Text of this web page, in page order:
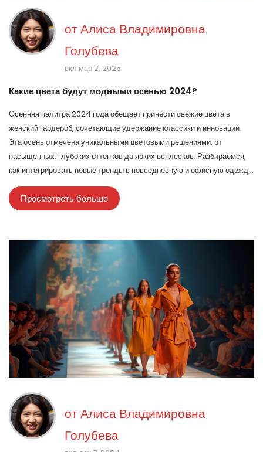
отАлиса Владимировна
Голубева
вкл мар 2, 2025
Какие цвета будут модными осенью 2024?
Осенняя палитра 2024 года обещает принести свежие цвета в
женский гардероб, сочетающие удержание классики и инновации.
Эта осень отмечена уникальными цветовыми решениями, от
насыщенных, глубоких оттенков до ярких всплесков. Разбираемся,
как интегрировать новые тренды в повседневную и офисную одежду.
Узнаем, какие цвета помогут выделить ваш стиль и добавят энергии
в повседневный образ. Подготовьтесь стать экспертом в мире
осенней моды.
Просмотреть больше
отАлиса Владимировна
Голубева